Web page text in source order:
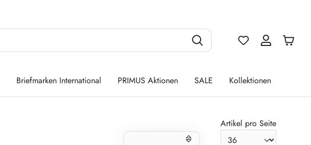
Du hast 0
Briefmarken International PRIMUS Aktionen SALE Kollektionen
Artikel pro Seite